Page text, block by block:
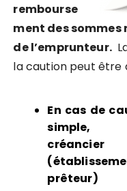
rembourse
ment des sommes
de l’emprunteur.
la caution peut être
En cas de
simple,
créancier
prêteur)